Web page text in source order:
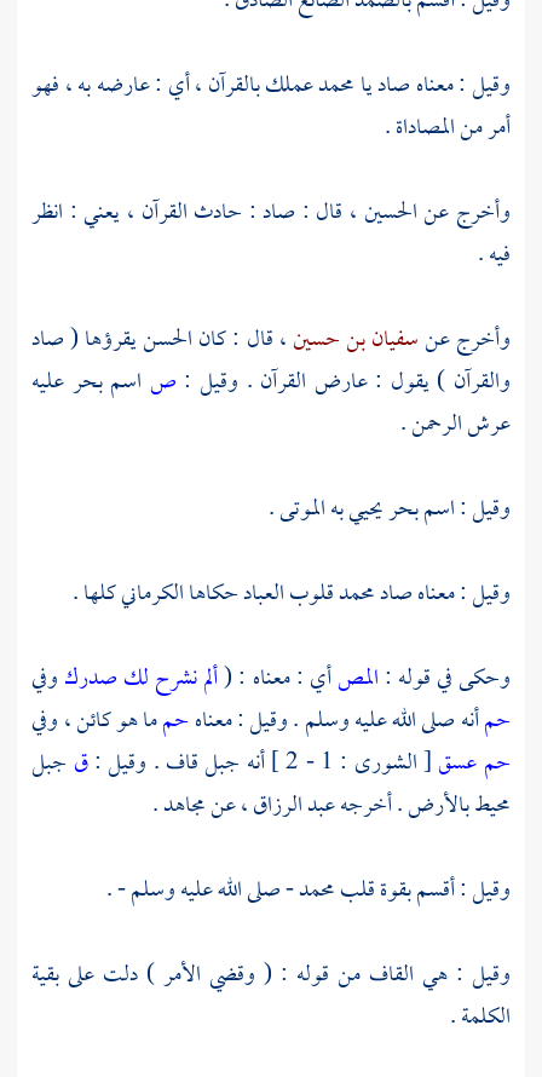
وقيل : معناه صاديا محمدعملك بالقرآن ، أي : عارضه به ، فهو
أمر من المصاداة .
وأخرج عنالحسين، قال : صاد : حادث القرآن ، يعني : انظر
فيه .
وأخرج عنسفيان بن حسين، قال : كانالحسنيقرؤها ( صاد
والقرآن ) يقول : عارض القرآن . وقيل : ص اسم بحر عليه
عرش الرحمن .
وقيل : اسم بحر يحيي به الموتى .
وقيل : معناه صادمحمدقلوب العباد حكاهاالكرمانيكلها .
وحكى في قوله :المصأي : معناه : (ألم نشرح لك صدركوفي
حمأنه صلى الله عليه وسلم . وقيل : معناهحمما هو كائن ، وفي
حم عسق[ الشورى : 1 - 2 ] أنه جبل قاف . وقيل : ق جبل
محيط بالأرض . أخرجهعبد الرزاق، عنمجاهد.
وقيل : أقسم بقوة قلبمحمد- صلى الله عليه وسلم - .
وقيل : هي القاف من قوله : ( وقضي الأمر ) دلت على بقية
الكلمة .